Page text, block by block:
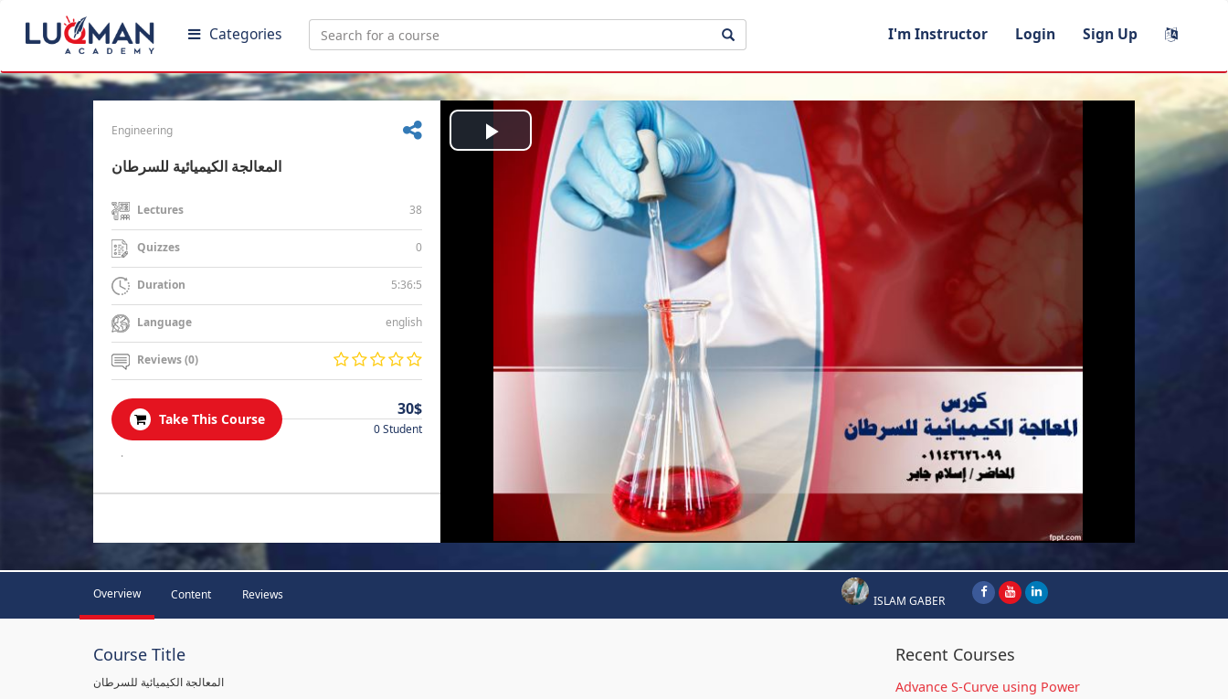
Categories I'm Instructor Login Sign Up
Engineering
المعالجة الكيميائية للسرطان
Lectures 38
Quizzes 0
Duration 5:36:5
Language english
Reviews (0)
Take This Course
30$
0 Student
.
Play
Video
Overview Content Reviews ISLAM GABER
Course Title
المعالجة الكيميائية للسرطان
Recent Courses
Advance S-Curve using Power